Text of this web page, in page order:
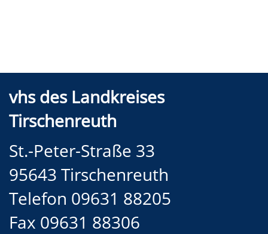
vhs des Landkreises
Tirschenreuth
St.-Peter-Straße 33
95643 Tirschenreuth
Telefon 09631 88205
Fax 09631 88306